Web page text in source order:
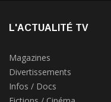
L'ACTUALITÉ TV
Magazines
Divertissements
Infos / Docs